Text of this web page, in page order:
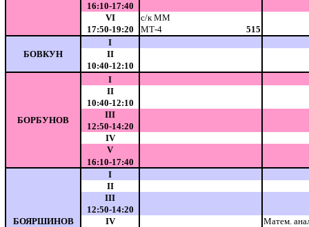
16:10-17:40
VI
с/к ММ
17:50-19:20
МТ-4 515
БОВКУН
I
II
10:40-12:10
БОРБУНОВ
I
II
10:40-12:10
III
12:50-14:20
IV
V
16:10-17:40
БОЯРШИНОВ
I
II
III
12:50-14:20
IV
Матем.